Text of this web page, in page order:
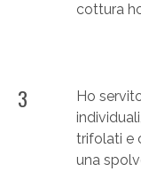
cottura
3
Ho
trifolati e
una